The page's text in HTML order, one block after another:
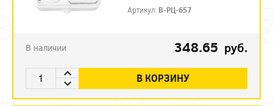
Артикул: В-РЦ-657
В наличии 348.65 руб.
В КОРЗИНУ